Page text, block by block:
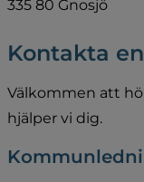
335 80 Gnosjö
Kontakta
Välkommen att
hjälper vi dig.